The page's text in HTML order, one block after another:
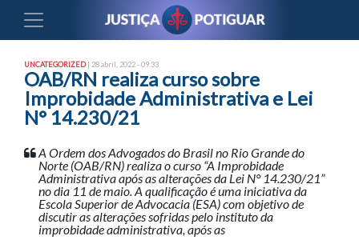
UNCATEGORIZED| 28 abril, 2022 - 09:33
OAB/RN realiza curso sobre
Improbidade Administrativa e Lei
N° 14.230/21
A Ordem dos Advogados do Brasil no Rio Grande do
Norte (OAB/RN) realiza o curso “A Improbidade
Administrativa após as alterações da Lei N° 14.230/21”
no dia 11 de maio. A qualificação é uma iniciativa da
Escola Superior de Advocacia (ESA) com objetivo de
discutir as alterações sofridas pelo instituto da
improbidade administrativa, após as